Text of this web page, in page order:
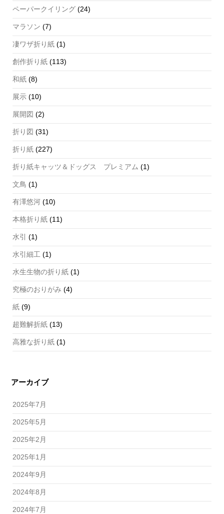
ペーパークイリング (24)
マラソン (7)
凄ワザ折り紙 (1)
創作折り紙 (113)
和紙 (8)
展示 (10)
展開図 (2)
折り図 (31)
折り紙 (227)
折り紙キャッツ＆ドッグス プレミアム (1)
文鳥 (1)
有澤悠河 (10)
本格折り紙 (11)
水引 (1)
水引細工 (1)
水生生物の折り紙 (1)
究極のおりがみ (4)
紙 (9)
超難解折紙 (13)
高雅な折り紙 (1)
アーカイブ
2025年7月
2025年5月
2025年2月
2025年1月
2024年9月
2024年8月
2024年7月